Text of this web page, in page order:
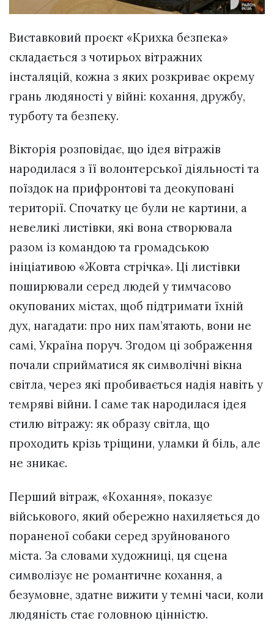
Виставковий проєкт «Крихка безпека»
складається з чотирьох вітражних
інсталяцій, кожна з яких розкриває окрему
грань людяності у війні: кохання, дружбу,
турботу та безпеку.
Вікторія розповідає, що ідея вітражів
народилася з її волонтерської діяльності та
поїздок на прифронтові та деокуповані
території. Спочатку це були не картини, а
невеликі листівки, які вона створювала
разом із командою та громадською
ініціативою «Жовта стрічка». Ці листівки
поширювали серед людей у тимчасово
окупованих містах, щоб підтримати їхній
дух, нагадати: про них пам’ятають, вони не
самі, Україна поруч. Згодом ці зображення
почали сприйматися як символічні вікна
світла, через які пробивається надія навіть у
темряві війни. І саме так народилася ідея
стилю вітражу: як образу світла, що
проходить крізь тріщини, уламки й біль, але
не зникає.
Перший вітраж, «Кохання», показує
військового, який обережно нахиляється до
пораненої собаки серед зруйнованого
міста. За словами художниці, ця сцена
символізує не романтичне кохання, а
безумовне, здатне вижити у темні часи, коли
людяність стає головною цінністю.